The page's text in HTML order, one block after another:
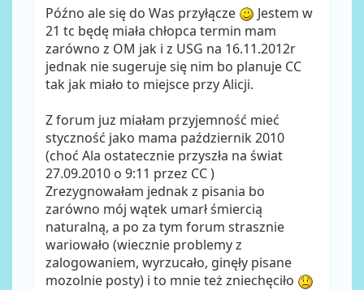
Późno ale się do Was przyłącze
Jestem w
21 tc będę miała chłopca termin mam
zarówno z OM jak i z USG na 16.11.2012r
jednak nie sugeruje się nim bo planuje CC
tak jak miało to miejsce przy Alicji.
Z forum juz miałam przyjemność mieć
styczność jako mama październik 2010
(choć Ala ostatecznie przyszła na świat
27.09.2010 o 9:11 przez CC )
Zrezygnowałam jednak z pisania bo
zarówno mój wątek umarł śmiercią
naturalną, a po za tym forum strasznie
wariowało (wiecznie problemy z
zalogowaniem, wyrzucało, ginęły pisane
mozolnie posty) i to mnie też zniechęciło